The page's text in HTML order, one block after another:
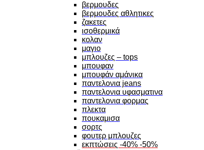
βερμουδες
βερμουδες αθλητικες
ζακετες
ισοθερμικά
κολαν
μαγιο
μπλουζες – tops
μπουφαν
μπουφάν αμάνικα
παντελονια jeans
παντελονια υφασματινα
παντελονια φορμας
πλεκτα
πουκαμισα
σορτς
φουτερ μπλουζες
εκπτώσεις -40% -50%